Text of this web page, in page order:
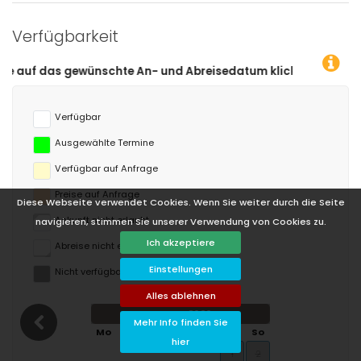
Diese Webseite verwendet Cookies. Wenn Sie weiter durch die Seite
navigieren, stimmen Sie unserer Verwendung von Cookies zu.
Ich akzeptiere
Einstellungen
Alles ablehnen
Mehr Info finden Sie
hier
Verfügbarkeit
klicken!
Verfügbar
Ausgewählte Termine
Verfügbar auf Anfrage
Preise auf Anfrage
Ankunft nicht erlaubt
Abreise nicht erlaubt
Nicht verfügbar
August 2026
Mo
So
1